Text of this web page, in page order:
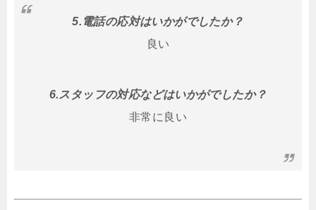
5.電話の応対はいかがでしたか？
良い
6.スタッフの対応などはいかがでしたか？
非常に良い